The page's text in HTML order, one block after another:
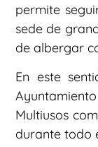
permite
sede de
de albergar
En este
Multiusos
durante todo